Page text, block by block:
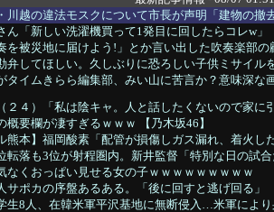
川越の違法モスクについて市長が声明「建物の撤
ん「新しい洗濯機買って1発目に回したらコレw」
を被災地に届けよう!」とか言い出した吹奏楽部
弁してほしい。久しぶりに恐ろしい子供ミサイル
タイムきらら編集部、みい山に苦言か？意味深な
２４）「私は陰キャ。人と話したくないので家に
概要欄が凄すぎるｗｗｗ 【乃木坂46】
熊本】福岡酸素「配管が損傷しガス漏れ、着火し
転落も3位が射程圏内。新井監督「特別な日の試
なくおっぱい見せる女の子ｗｗｗｗｗｗｗｗｗ
サポカの序盤あるある。「後に回すと逃げ回る」
生8人、在韓米軍平沢基地に無断侵入…米軍により